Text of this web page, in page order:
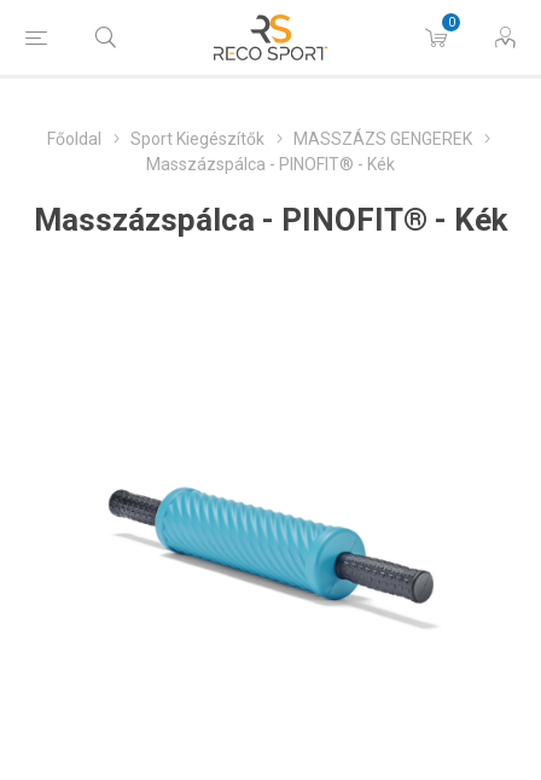
0
Főoldal Sport Kiegészítők
MASSZÁZS GENGEREK
Masszázspálca - PINOFIT® - Kék
Masszázspálca - PINOFIT® - Kék